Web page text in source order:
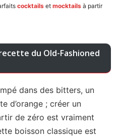
cocktails et mocktails à partir
du Old-Fashioned
dans des bitters, un
d’orange ; créer un
de zéro est vraiment
boisson classique est